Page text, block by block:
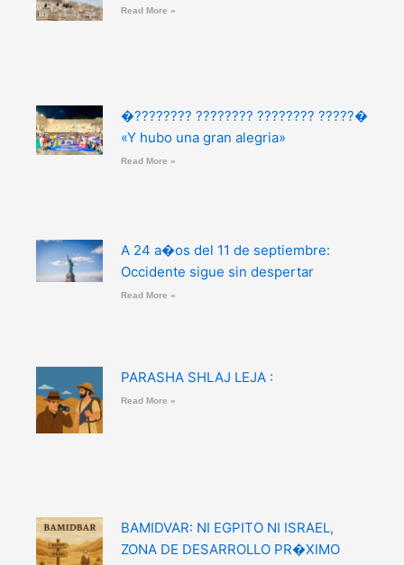
Read More »
�???????? ???????? ???????? ?????�
«Y hubo una gran alegria»
Read More »
A 24 a�os del 11 de septiembre:
Occidente sigue sin despertar
Read More »
PARASHA SHLAJ LEJA :
Read More »
BAMIDVAR: NI EGPITO NI ISRAEL,
ZONA DE DESARROLLO PR�XIMO